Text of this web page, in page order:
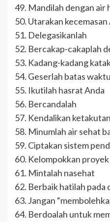
49. Mandilah dengan air
50. Utarakan kecemasan
51. Delegasikanlah
52. Bercakap-cakaplah
53. Kadang-kadang
54. Geserlah batas waktu
55. Ikutilah hasrat Anda
56. Bercandalah
57. Kendalikan
58. Minumlah air sehat
59. Ciptakan sistem
60. Kelompokkan
61. Mintalah nasehat
62. Berbaik hatilah pada
63. Jangan
64. Berdoalah untuk